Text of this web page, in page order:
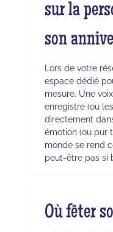
sur la
son
Lors de votre
espace dédié
mesure. Une
enregistre (ou
directement
émotion (ou pur
monde se rend
peut-être pas si
Où fêter